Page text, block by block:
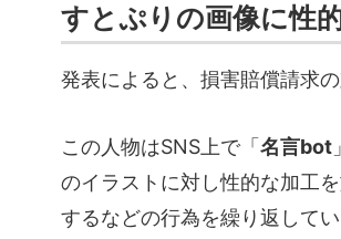
すとぷりの画像に性
発表によると、損害賠償請求
この人物はSNS上で「 名言bot
のイラストに対し性的な加工
するなどの行為を繰り返してい